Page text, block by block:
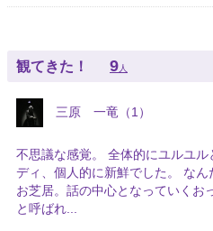
観てきた！ 9 人
三原 一竜（1）
不思議な感覚。 全体的にユルユ
ディ、個人的に新鮮でした。 な
お芝居。話の中心となっていくお
と呼ばれ...